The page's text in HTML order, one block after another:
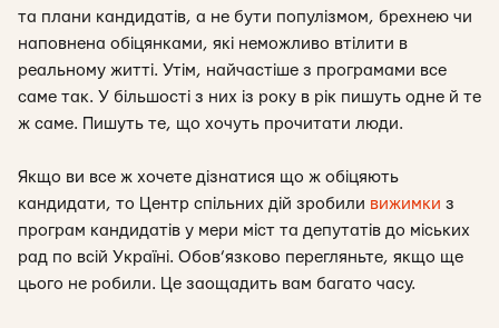
та плани кандидатів, а не бути популізмом, брехнею чи
наповнена обіцянками, які неможливо втілити в
реальному житті. Утім, найчастіше з програмами все
саме так. У більшості з них із року в рік пишуть одне й те
ж саме. Пишуть те, що хочуть прочитати люди.
Якщо ви все ж хочете дізнатися що ж обіцяють
кандидати, то Центр спільних дій зробили вижимки з
програм кандидатів у мери міст та депутатів до міських
рад по всій Україні. Обов’язково перегляньте, якщо ще
цього не робили. Це заощадить вам багато часу.